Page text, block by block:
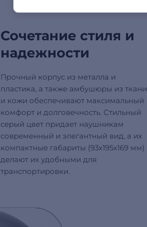
Сочетание стиля и
надежности
Прочный корпус из металла и
пластика, а также амбушюры из ткани
и кожи обеспечивают максимальный
комфорт и долговечность. Стильный
серый цвет придает наушникам
современный и элегантный вид, а их
компактные габариты (93х195х169 мм)
делают их удобными для
транспортировки.